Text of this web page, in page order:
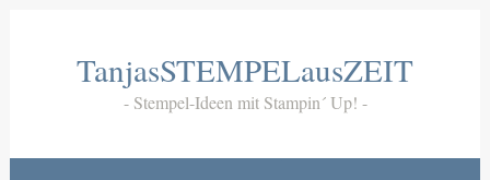
TanjasSTEMPELausZEIT
Stempel-Ideen mit Stampin´ Up!